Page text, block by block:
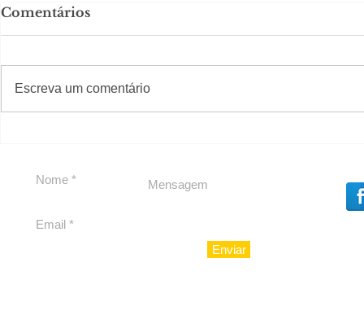
Comentários
Escreva um comentário
Enviar